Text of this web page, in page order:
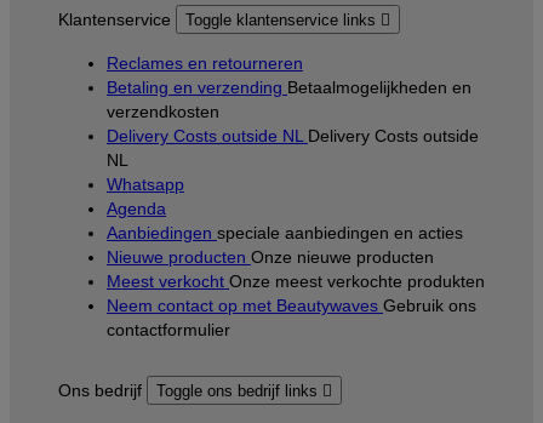
Klantenservice Toggle klantenservice links 
Reclames en retourneren
Betaling en verzending Betaalmogelijkheden en
verzendkosten
Delivery Costs outside NL Delivery Costs outside
NL
Whatsapp
Agenda
Aanbiedingen speciale aanbiedingen en acties
Nieuwe producten Onze nieuwe producten
Meest verkocht Onze meest verkochte produkten
Neem contact op met Beautywaves Gebruik ons
contactformulier
Ons bedrijf Toggle ons bedrijf links 